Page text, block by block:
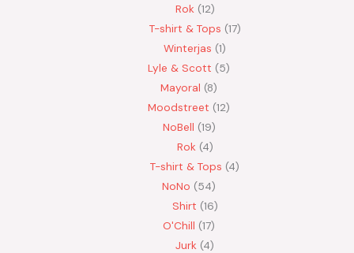
Rok 12
T-shirt & Tops 17
Winterjas 1
Lyle & Scott
5
Mayoral 8
Moodstreet 12
NoBell 19
Rok 4
T-shirt & Tops 4
NoNo
54
Shirt 16
O'Chill 17
Jurk 4